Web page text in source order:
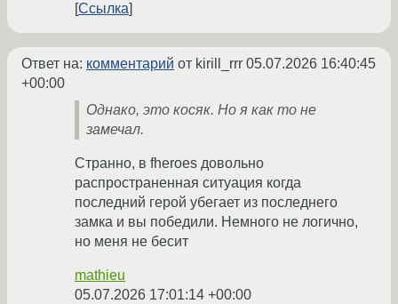
Ссылка
Ответ на: комментарий от kirill_rrr 05.07.2026 16:40:45
+00:00
Однако, это косяк. Но я как то не
замечал.
Странно, в fheroes довольно
распространенная ситуация когда
последний герой убегает из последнего
замка и вы победили. Немного не логично,
но меня не бесит
mathieu
05.07.2026 17:01:14 +00:00